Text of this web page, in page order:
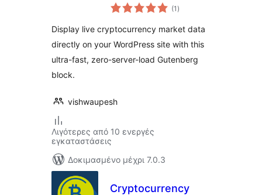
(1 αξιολογήσεις
σύνολο
)
Display live cryptocurrency market data
directly on your WordPress site with this
ultra-fast, zero-server-load Gutenberg
block.
vishwaupesh
Λιγότερες από 10 ενεργές
εγκαταστάσεις
Δοκιμασμένο μέχρι 7.0.3
Cryptocurrency